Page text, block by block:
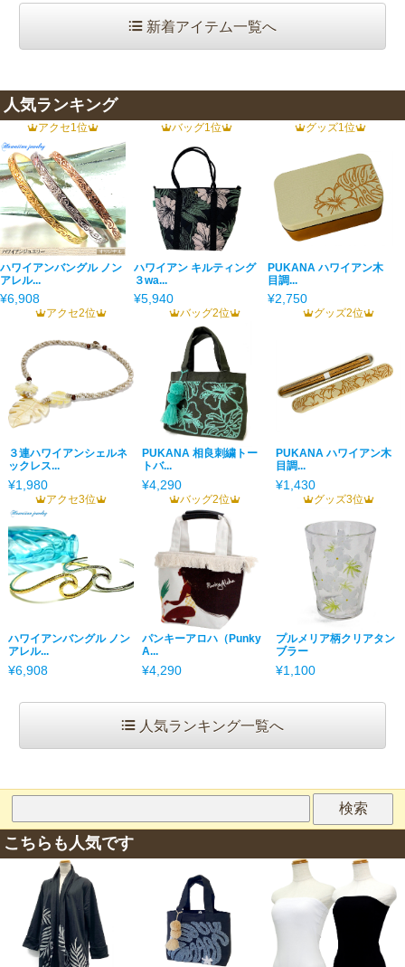
新着アイテム一覧へ
人気ランキング
アクセ1位
ハワイアンバングル ノン
アレル...
¥6,908
バッグ1位
ハワイアン キルティング
３wa...
¥5,940
グッズ1位
PUKANA ハワイアン木
目調...
¥2,750
アクセ2位
３連ハワイアンシェルネ
ックレス...
¥1,980
バッグ2位
PUKANA 相良刺繍トー
トバ...
¥4,290
グッズ2位
PUKANA ハワイアン木
目調...
¥1,430
アクセ3位
ハワイアンバングル ノン
アレル...
¥6,908
バッグ2位
パンキーアロハ（Punky
A...
¥4,290
グッズ3位
プルメリア柄クリアタン
ブラー
¥1,100
人気ランキング一覧へ
こちらも人気です